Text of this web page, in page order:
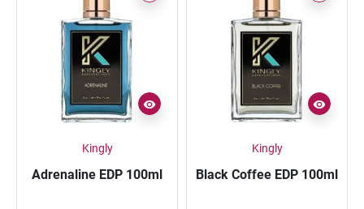
Kingly
Adrenaline EDP 100ml
Kingly
Black Coffee EDP 100ml